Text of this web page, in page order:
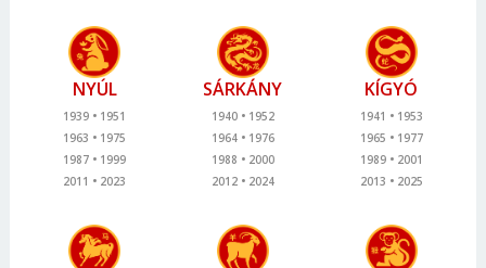
NYÚL
1939
1951
1963
1975
1987
1999
2011
2023
SÁRKÁNY
1940
1952
1964
1976
1988
2000
2012
2024
KÍGYÓ
1941
1953
1965
1977
1989
2001
2013
2025